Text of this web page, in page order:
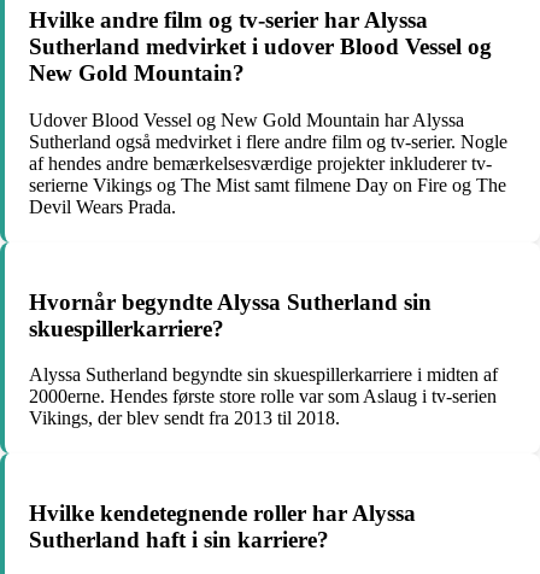
Hvilke andre film og tv-serier har Alyssa
Sutherland medvirket i udover Blood Vessel og
New Gold Mountain?
Udover Blood Vessel og New Gold Mountain har Alyssa
Sutherland også medvirket i flere andre film og tv-serier. Nogle
af hendes andre bemærkelsesværdige projekter inkluderer tv-
serierne Vikings og The Mist samt filmene Day on Fire og The
Devil Wears Prada.
Hvornår begyndte Alyssa Sutherland sin
skuespillerkarriere?
Alyssa Sutherland begyndte sin skuespillerkarriere i midten af
2000erne. Hendes første store rolle var som Aslaug i tv-serien
Vikings, der blev sendt fra 2013 til 2018.
Hvilke kendetegnende roller har Alyssa
Sutherland haft i sin karriere?